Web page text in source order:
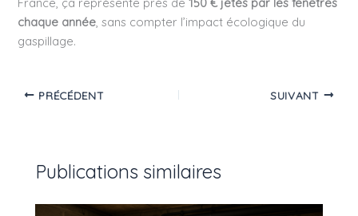
chaque année , sans compter l’impact écologique du
gaspillage.
PRÉCÉDENT SUIVANT
Publications similaires